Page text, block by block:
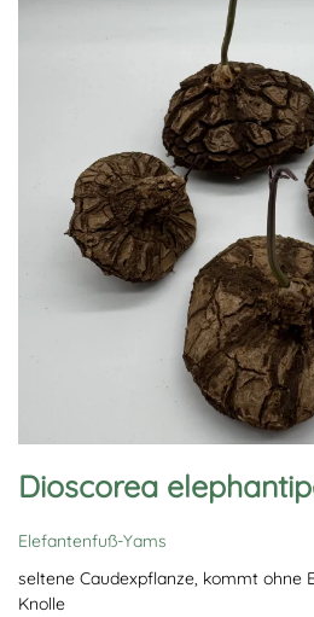
Dioscorea
Elefantenfuß-Yams
seltene Caudexpflanze, kommt ohne
Knolle